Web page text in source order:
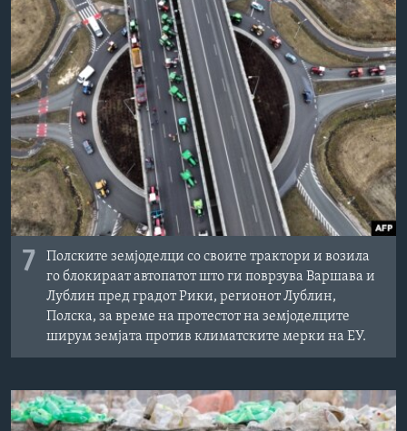
7
Полските земјоделци со своите трактори и возила
го блокираат автопатот што ги поврзува Варшава и
Лублин пред градот Рики, регионот Лублин,
Полска, за време на протестот на земјоделците
ширум земјата против климатските мерки на ЕУ.